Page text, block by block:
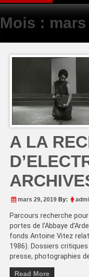
Mois :
A LA
mars 29, 2019 By:
Parcours recherche
portes de l’Abbaye
fonds Antoine Vitez
1986). Dossiers
presse, photographies
Read More